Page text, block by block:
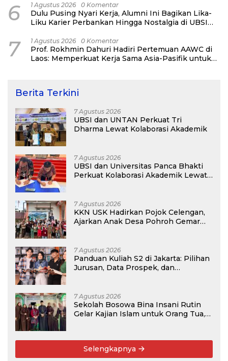
6 1 Agustus 2026 0 Komentar
Dulu Pusing Nyari Kerja, Alumni Ini Bagikan Lika-
Liku Karier Perbankan Hingga Nostalgia di UBSI
7 1 Agustus 2026 0 Komentar
Prof. Rokhmin Dahuri Hadiri Pertemuan AAWC di
Laos: Memperkuat Kerja Sama Asia-Pasifik untuk
Berita Terkini
7 Agustus 2026
UBSI dan UNTAN Perkuat Tri
Dharma Lewat Kolaborasi Akademik
7 Agustus 2026
UBSI dan Universitas Panca Bhakti
Perkuat Kolaborasi Akademik Lewat
7 Agustus 2026
KKN USK Hadirkan Pojok Celengan,
Ajarkan Anak Desa Pohroh Gemar
7 Agustus 2026
Panduan Kuliah S2 di Jakarta: Pilihan
Jurusan, Data Prospek, dan
7 Agustus 2026
Sekolah Bosowa Bina Insani Rutin
Gelar Kajian Islam untuk Orang Tua,
Selengkapnya